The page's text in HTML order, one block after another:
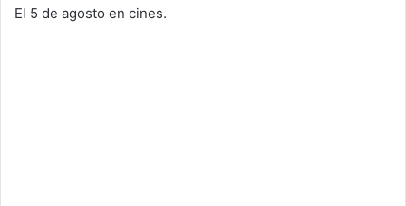
El 5 de agosto en cines.